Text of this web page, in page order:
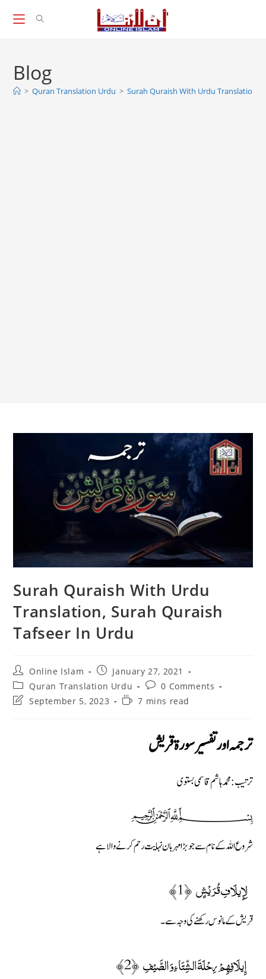
Blog
> Quran Translation Urdu > Surah Quraish With Urdu Translation,
Surah Quraish With Urdu
Translation, Surah Quraish
Tafseer In Urdu
Post
author:
Online Islam
Post
published:
January 27, 2021
Post
category:
Quran Translation Urdu
Post
comments:
0 Comments
PostSeptember 5, 2023
Reading7 mins read
ترجمہ اور تفسير سورة قريش
ترتيب: محمد ہاشم قاسمى بستوى
﷽
شروع اللہ کے نام سے جو بڑا مہربان نہایت رحم کرنے والا ہے
لِإِيلَافِ قُرَيْشٍ ﴿1﴾
قریش کے مانوس رکھنے کی وجہ سے ۔
إِيلَافِهِمْ رِحْلَةَ الشِّتَاءِ وَالصَّيْفِ ﴿2﴾